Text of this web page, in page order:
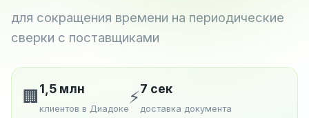
для сокращения времени на периодические
сверки с поставщиками
🏢 1,5 млн
клиентов в Диадоке
⚡7 сек
доставка документа